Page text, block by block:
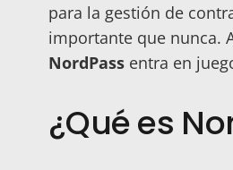
para la gestión de
importante que nunca.
NordPass entra en
¿Qué es